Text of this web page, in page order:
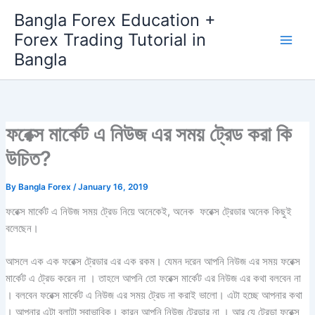
content
Bangla Forex Education +
Forex Trading Tutorial in
Bangla
ফরেক্স মার্কেট এ নিউজ এর সময় ট্রেড করা কি
উচিত?
By Bangla Forex /January 16, 2019
ফরেক্স মার্কেট এ নিউজ সময় ট্রেড নিয়ে অনেকেই, অনেক ফরেক্স ট্রেডার অনেক কিছুই
বলেছেন।
আসলে এক এক ফরেক্স ট্রেডার এর এক রকম। যেমন দরেন আপনি নিউজ এর সময় ফরেক্স
মার্কেট এ ট্রেড করেন না । তাহলে আপনি তো ফরেক্স মার্কেট এর নিউজ এর কথা বলবেন না
। বলবেন ফরেক্স মার্কেট এ নিউজ এর সময় ট্রেড না করাই ভালো। এটা হচ্ছে আপনার কথা